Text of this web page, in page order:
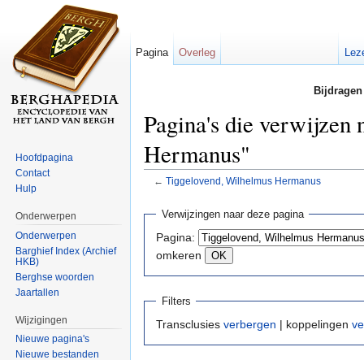
Pagina's die verwijzen
Hermanus"
← Tiggelovend, Wilhelmus Hermanus
Verwijzingen naar deze pagina
Pagina:
omkeren
Filters
Transclusies verbergen | koppelingen
Pagina Overleg
Hoofdpagina
Contact
Hulp
Onderwerpen
Onderwerpen
Barghief Index (Archief
HKB)
Berghse woorden
Jaartallen
Wijzigingen
Nieuwe pagina's
Nieuwe bestanden